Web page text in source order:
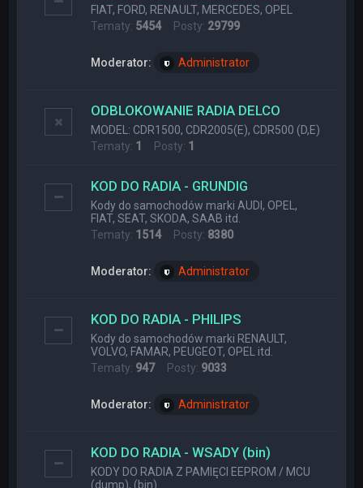
FIAT, FORD, RENAULT, MERCEDES, OPEL
Tematy: 5454Posty: 29799
Moderator: Administrator
ODBLOKOWANIE RADIA DELCO
MODEL: CDR1500, CDR2005(E), CDR500 (D,E)
Tematy: 1 Posty: 1
KOD DO RADIA - GRUNDIG
Kody do samochodów marki AUDI, OPEL,
FIAT, SEAT, SKODA, SAAB itd.
Tematy: 1514Posty: 8380
Moderator: Administrator
KOD DO RADIA - PHILIPS
Kody do samochodów marki RENAULT,
VOLVO, FAMAR, PEUGEOT, OPEL itd.
Tematy: 947Posty: 9033
Moderator: Administrator
KOD DO RADIA - WSADY (bin)
KODY DO RADIA Z PAMIĘCI EEPROM / MCU
(dump), (bin)